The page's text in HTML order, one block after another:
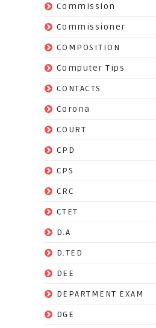
Commission
Commissioner
COMPOSITION
Computer Tips
CONTACTS
Corona
COURT
CPD
CPS
CRC
CTET
D.A
D.TED
DEE
DEPARTMENT EXAM
DGE